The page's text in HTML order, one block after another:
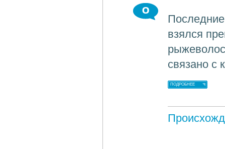
0
взялся
связано с
ПОДРОБНЕЕ